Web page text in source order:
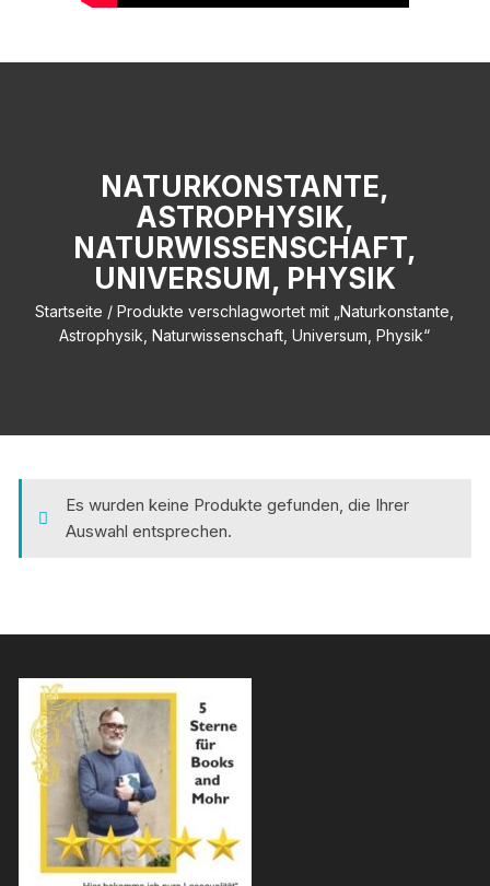
NATURKONSTANTE,
ASTROPHYSIK,
NATURWISSENSCHAFT,
UNIVERSUM, PHYSIK
Startseite / Produkte verschlagwortet mit „Naturkonstante,
Astrophysik, Naturwissenschaft, Universum, Physik“
Es wurden keine Produkte gefunden, die Ihrer
Auswahl entsprechen.